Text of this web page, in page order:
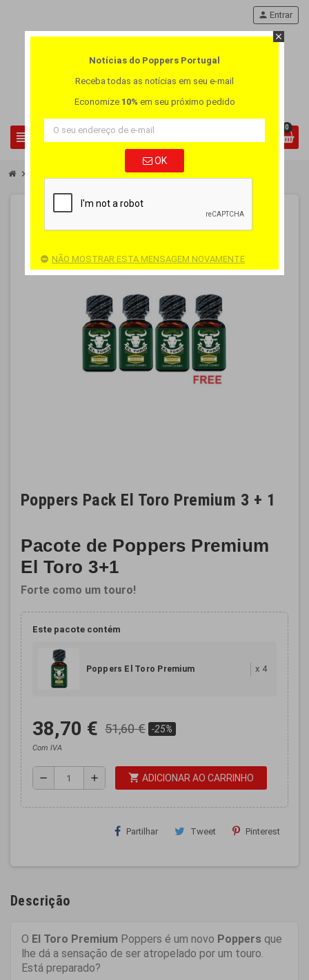
view_headline
person Entrar
0
chevron_right Poppers Pack El Toro Premium 3 + 1
PACOTE
Poppers Pack El Toro Premium 3 + 1
Pacote de Poppers Premium
El Toro 3+1
Forte como um touro!
Este pacote contém
Poppers El Toro Premium x 4
38,70 € 51,60 € -25%
Com IVA
remove add shopping_cart ADICIONAR AO CARRINHO
Partilhar Tweet Pinterest
Descrição
O El Toro Premium Poppers é um novo Poppers que
lhe dá a sensação de ser atropelado por um touro.
Está preparado?
close
Notícias do Poppers Portugal
Receba todas as notícias em seu e-mail
Economize 10% em seu próximo pedido
OK
NÃO MOSTRAR ESTA MENSAGEM NOVAMENTE